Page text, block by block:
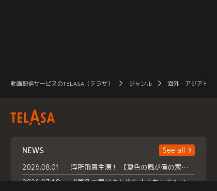
動画配信サービスのTELASA（テラサ） ジャンル 海外・アジアドラ
NEWS
See all
2026.08.01
浮所飛貴主演！ 【夏色の風が僕の家にやってきた】 本日よりテラサで独占配信スタート！
2026.07.18
『夏色の雲が恋と嵐をまきおこす』スペシャルメイキング 【Part1】2026年７月18日（土）23時30分～配信スタート！話題のシーンの裏側を大公開！豪華キャスト大集合！ 『武宮家 真夏の家族会議』開催！